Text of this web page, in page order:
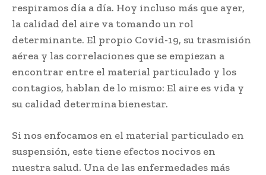
respiramos día a día. Hoy incluso más que ayer,
la calidad del aire va tomando un rol
determinante. El propio Covid-19, su trasmisión
aérea y las correlaciones que se empiezan a
encontrar entre el material particulado y los
contagios, hablan de lo mismo: El aire es vida y
su calidad determina bienestar.
Si nos enfocamos en el material particulado en
suspensión, este tiene efectos nocivos en
nuestra salud. Una de las enfermedades más